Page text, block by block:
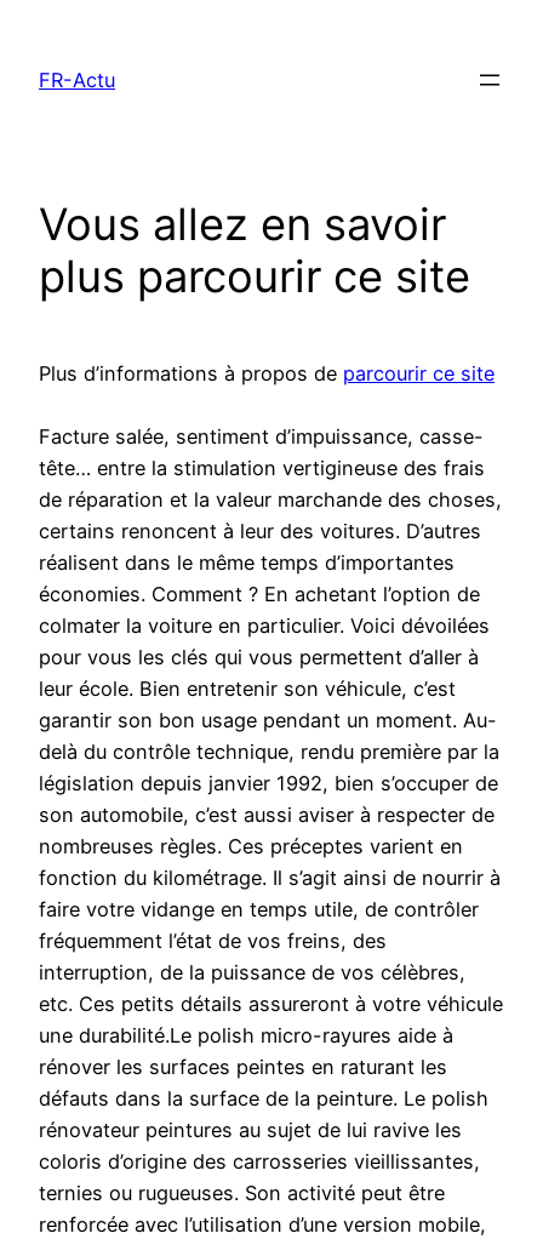
contenu
FR-Actu
Vous allez en savoir
plus parcourir ce site
Plus d’informations à propos de parcourir ce site
Facture salée, sentiment d’impuissance, casse-
tête… entre la stimulation vertigineuse des frais
de réparation et la valeur marchande des choses,
certains renoncent à leur des voitures. D’autres
réalisent dans le même temps d’importantes
économies. Comment ? En achetant l’option de
colmater la voiture en particulier. Voici dévoilées
pour vous les clés qui vous permettent d’aller à
leur école. Bien entretenir son véhicule, c’est
garantir son bon usage pendant un moment. Au-
delà du contrôle technique, rendu première par la
législation depuis janvier 1992, bien s’occuper de
son automobile, c’est aussi aviser à respecter de
nombreuses règles. Ces préceptes varient en
fonction du kilométrage. Il s’agit ainsi de nourrir à
faire votre vidange en temps utile, de contrôler
fréquemment l’état de vos freins, des
interruption, de la puissance de vos célèbres,
etc. Ces petits détails assureront à votre véhicule
une durabilité.Le polish micro-rayures aide à
rénover les surfaces peintes en raturant les
défauts dans la surface de la peinture. Le polish
rénovateur peintures au sujet de lui ravive les
coloris d’origine des carrosseries vieillissantes,
ternies ou rugueuses. Son activité peut être
renforcée avec l’utilisation d’une version mobile,